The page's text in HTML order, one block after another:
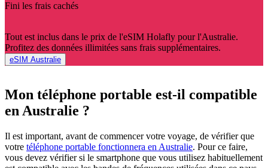
Fini les frais cachés
Tout est inclus dans le prix de l'eSIM Holafly pour l'Australie.
Profitez des données illimitées sans frais supplémentaires.
eSIM Australie
Mon téléphone portable est-il compatible
en Australie ?
Il est important, avant de commencer votre voyage, de vérifier que
votre téléphone portable fonctionnera en Australie. Pour ce faire,
vous devez vérifier si le smartphone que vous utilisez habituellement